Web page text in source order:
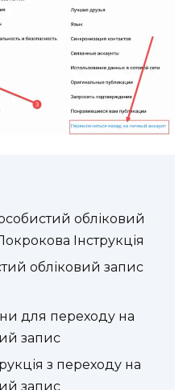
обліковий
Інструкція
обліковий запис
для переходу на
запис
з переходу на
запис